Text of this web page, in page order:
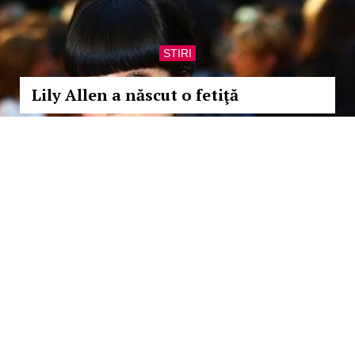
STIRI
Lily Allen a născut o fetiţă